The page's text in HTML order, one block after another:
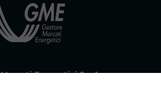
Energetici S.p.A.